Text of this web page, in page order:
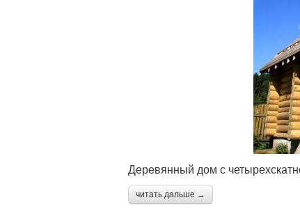
Деревянный дом с
читать дальше →